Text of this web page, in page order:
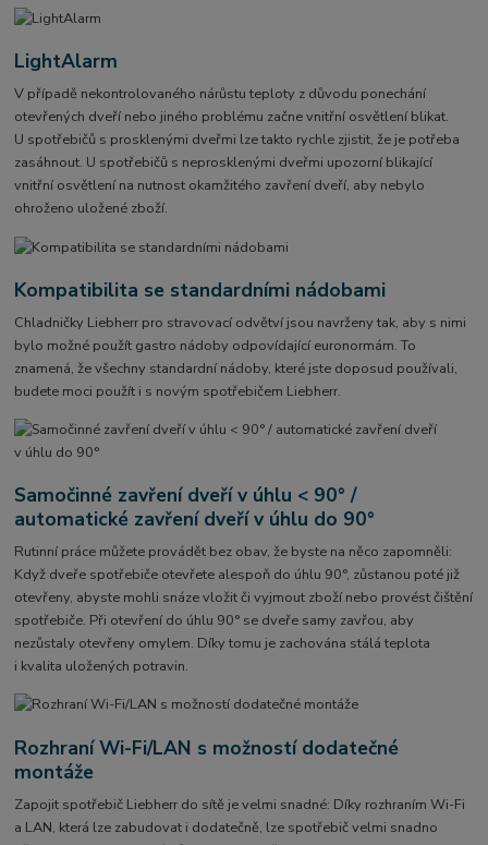
LightAlarm
V případě nekontrolovaného nárůstu teploty z důvodu ponechání
otevřených dveří nebo jiného problému začne vnitřní osvětlení blikat.
U spotřebičů s prosklenými dveřmi lze takto rychle zjistit, že je potřeba
zasáhnout. U spotřebičů s neprosklenými dveřmi upozorní blikající
vnitřní osvětlení na nutnost okamžitého zavření dveří, aby nebylo
ohroženo uložené zboží.
Kompatibilita se standardními nádobami
Chladničky Liebherr pro stravovací odvětví jsou navrženy tak, aby s nimi
bylo možné použít gastro nádoby odpovídající euronormám. To
znamená, že všechny standardní nádoby, které jste doposud používali,
budete moci použít i s novým spotřebičem Liebherr.
Samočinné zavření dveří v úhlu < 90° /
automatické zavření dveří v úhlu do 90°
Rutinní práce můžete provádět bez obav, že byste na něco zapomněli:
Když dveře spotřebiče otevřete alespoň do úhlu 90°, zůstanou poté již
otevřeny, abyste mohli snáze vložit či vyjmout zboží nebo provést čištění
spotřebiče. Při otevření do úhlu 90° se dveře samy zavřou, aby
nezůstaly otevřeny omylem. Díky tomu je zachována stálá teplota
i kvalita uložených potravin.
Rozhraní Wi-Fi/LAN s možností dodatečné
montáže
Zapojit spotřebič Liebherr do sítě je velmi snadné: Díky rozhraním Wi-Fi
a LAN, která lze zabudovat i dodatečně, lze spotřebič velmi snadno